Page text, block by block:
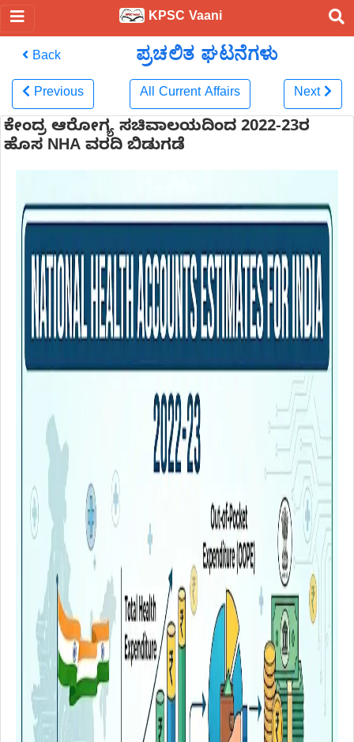
KPSC Vaani
Back ಪ್ರಚಲಿತ ಘಟನೆಗಳು
Previous All Current Affairs Next
ಕೇಂದ್ರ ಆರೋಗ್ಯ ಸಚಿವಾಲಯದಿಂದ 2022-23ರ
ಹೊಸ NHA ವರದಿ ಬಿಡುಗಡೆ